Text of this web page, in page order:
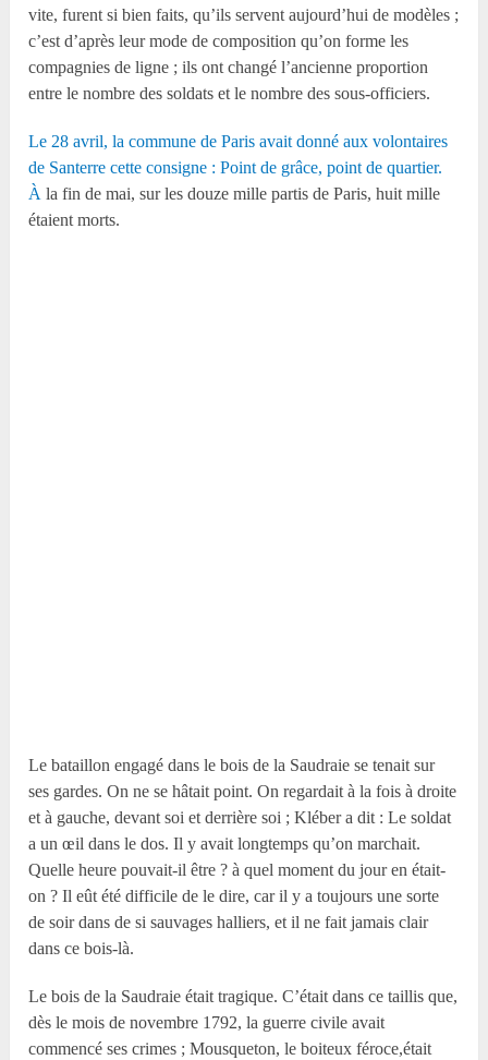
vite, furent si bien faits, qu’ils servent aujourd’hui de modèles ;
c’est d’après leur mode de composition qu’on forme les
compagnies de ligne ; ils ont changé l’ancienne proportion
entre le nombre des soldats et le nombre des sous-officiers.
Le 28 avril, la commune de Paris avait donné aux volontaires
de Santerre cette consigne : Point de grâce, point de quartier.
À la fin de mai, sur les douze mille partis de Paris, huit mille
étaient morts.
Le bataillon engagé dans le bois de la Saudraie se tenait sur
ses gardes. On ne se hâtait point. On regardait à la fois à droite
et à gauche, devant soi et derrière soi ; Kléber a dit : Le soldat
a un œil dans le dos. Il y avait longtemps qu’on marchait.
Quelle heure pouvait-il être ? à quel moment du jour en était-
on ? Il eût été difficile de le dire, car il y a toujours une sorte
de soir dans de si sauvages halliers, et il ne fait jamais clair
dans ce bois-là.
Le bois de la Saudraie était tragique. C’était dans ce taillis que,
dès le mois de novembre 1792, la guerre civile avait
commencé ses crimes ; Mousqueton, le boiteux féroce,était